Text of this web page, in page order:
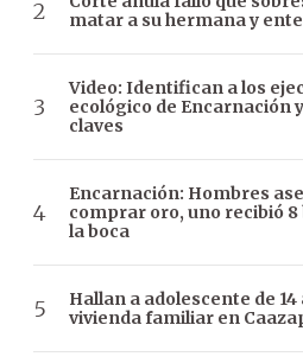
matar a su hermana y
Video: Identifican a los
ecológico de Encarnación
claves
Encarnación: Hombres
comprar oro, uno recibió 8
la boca
Hallan a adolescente de
vivienda familiar en